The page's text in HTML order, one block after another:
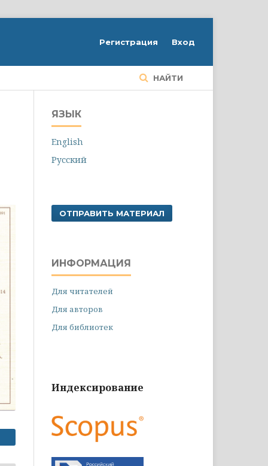
НАЙТИ
Регистрация Вход
ЯЗЫК
English
Русский
ОТПРАВИТЬ МАТЕРИАЛ
ИНФОРМАЦИЯ
Для читателей
Для авторов
Для библиотек
Индексирование